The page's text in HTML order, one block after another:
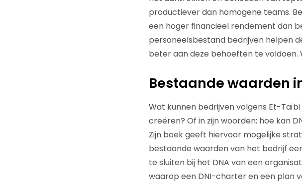
productiever dan homogene teams.
een hoger financieel rendement dan
personeelsbestand bedrijven helpen
beter aan deze behoeften te
Bestaande waarden
Wat kunnen bedrijven volgens Et-
creëren? Of in zijn woorden; hoe kan
Zijn boek geeft hiervoor mogelijke
bestaande waarden van het bedrijf
te sluiten bij het DNA van een
waarop een DNI-charter en een plan